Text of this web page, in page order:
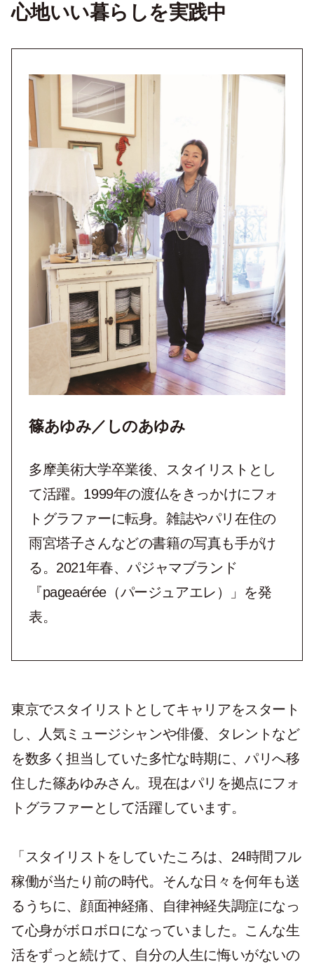
心地いい暮らしを実践中
篠あゆみ／しのあゆみ
多摩美術大学卒業後、スタイリストとし
て活躍。1999年の渡仏をきっかけにフォ
トグラファーに転身。雑誌やパリ在住の
雨宮塔子さんなどの書籍の写真も手がけ
る。2021年春、パジャマブランド
『pageaérée（パージュアエレ）」を発
表。
東京でスタイリストとしてキャリアをスタート
し、人気ミュージシャンや俳優、タレントなど
を数多く担当していた多忙な時期に、パリへ移
住した篠あゆみさん。現在はパリを拠点にフォ
トグラファーとして活躍しています。
「スタイリストをしていたころは、24時間フル
稼働が当たり前の時代。そんな日々を何年も送
るうちに、顔面神経痛、自律神経失調症になっ
て心身がボロボロになっていました。こんな生
活をずっと続けて、自分の人生に悔いがないの